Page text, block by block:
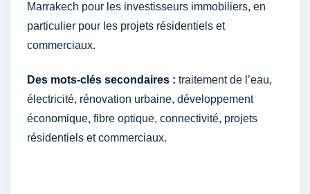
Marrakech pour les investisseurs immobiliers, en
particulier pour les projets résidentiels et
commerciaux.
Des mots-clés secondaires : traitement de l’eau,
électricité, rénovation urbaine, développement
économique, fibre optique, connectivité, projets
résidentiels et commerciaux.